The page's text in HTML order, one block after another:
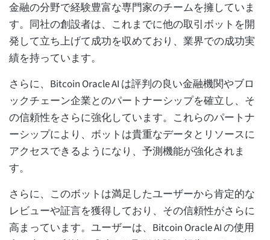
金融の分野で経験豊富な専門家のチームを擁していま
す。同社の創設者は、これまでに他の取引ボットを開
発して立ち上げて成功を収めており、業界での成功実
績を持っています。
さらに、Bitcoin Oracle AI は評判の良い金融機関やブロ
ックチェーン企業とのパートナーシップを確立し、そ
の信頼性をさらに強化しています。これらのパートナ
ーシップにより、ボットは貴重なデータとリソースに
アクセスできるようになり、予測機能が強化されま
す。
さらに、このボットは満足したユーザーから肯定的な
レビューや証言を獲得しており、その信頼性がさらに
高まっています。ユーザーは、Bitcoin Oracle AI の使用